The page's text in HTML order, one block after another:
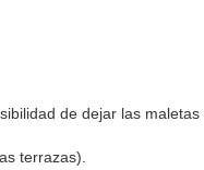
de dejar las
terrazas).